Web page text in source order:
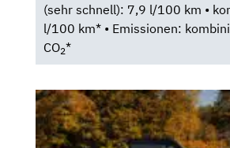
(sehr schnell): 7,9 l/100 km •
l/100 km* • Emissionen:
CO2*